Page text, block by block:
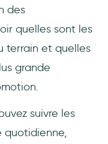
des
quelles sont les
terrain et quelles
grande
suivre les
quotidienne,